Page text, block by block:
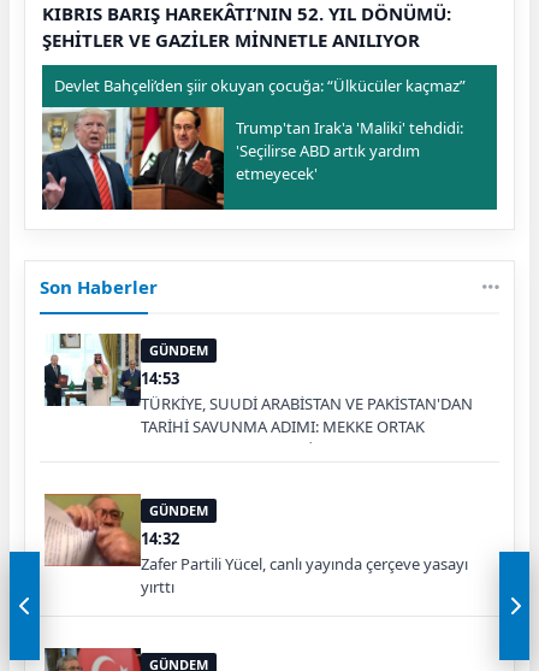
KIBRIS BARIŞ HAREKÂTI’NIN 52. YIL DÖNÜMÜ:
ŞEHİTLER VE GAZİLER MİNNETLE ANILIYOR
Devlet Bahçeli’den şiir okuyan çocuğa: “Ülkücüler kaçmaz”
Trump'tan Irak'a 'Maliki' tehdidi:
'Seçilirse ABD artık yardım
etmeyecek'
Son Haberler
GÜNDEM
14:53
TÜRKİYE, SUUDİ ARABİSTAN VE PAKİSTAN'DAN
TARİHİ SAVUNMA ADIMI: MEKKE ORTAK
SAVUNMA ANLAŞMASI İMZALANDI
GÜNDEM
14:32
Zafer Partili Yücel, canlı yayında çerçeve yasayı
yırttı
GÜNDEM